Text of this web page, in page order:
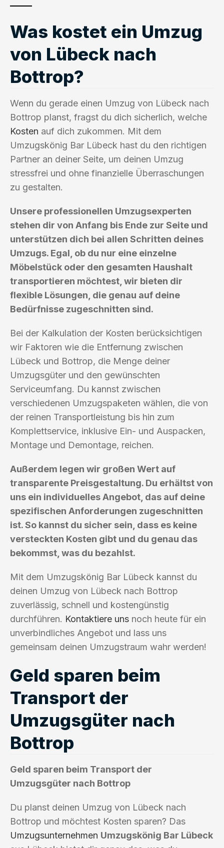
Was kostet ein Umzug
von Lübeck nach
Bottrop?
Wenn du gerade einen Umzug von Lübeck nach
Bottrop planst, fragst du dich sicherlich, welche
Kosten auf dich zukommen. Mit dem
Umzugskönig Bar Lübeck hast du den richtigen
Partner an deiner Seite, um deinen Umzug
stressfrei und ohne finanzielle Überraschungen
zu gestalten.
Unsere professionellen Umzugsexperten
stehen dir von Anfang bis Ende zur Seite und
unterstützen dich bei allen Schritten deines
Umzugs. Egal, ob du nur eine einzelne
Möbelstück oder den gesamten Haushalt
transportieren möchtest, wir bieten dir
flexible Lösungen, die genau auf deine
Bedürfnisse zugeschnitten sind.
Bei der Kalkulation der Kosten berücksichtigen
wir Faktoren wie die Entfernung zwischen
Lübeck und Bottrop, die Menge deiner
Umzugsgüter und den gewünschten
Serviceumfang. Du kannst zwischen
verschiedenen Umzugspaketen wählen, die von
der reinen Transportleistung bis hin zum
Komplettservice, inklusive Ein- und Auspacken,
Montage und Demontage, reichen.
Außerdem legen wir großen Wert auf
transparente Preisgestaltung. Du erhältst von
uns ein individuelles Angebot, das auf deine
spezifischen Anforderungen zugeschnitten
ist. So kannst du sicher sein, dass es keine
versteckten Kosten gibt und du genau das
bekommst, was du bezahlst.
Mit dem Umzugskönig Bar Lübeck kannst du
deinen Umzug von Lübeck nach Bottrop
zuverlässig, schnell und kostengünstig
durchführen. Kontaktiere uns noch heute für ein
unverbindliches Angebot und lass uns
gemeinsam deinen Umzugstraum wahr werden!
Geld sparen beim
Transport der
Umzugsgüter nach
Bottrop
Geld sparen beim Transport der
Umzugsgüter nach Bottrop
Du planst deinen Umzug von Lübeck nach
Bottrop und möchtest Kosten sparen? Das
Umzugsunternehmen Umzugskönig Bar Lübeck